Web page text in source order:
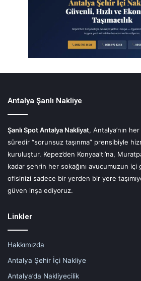
Antalya Şanlı Nakliye
Şanlı Spot Antalya Nakliyat, Antalya’nın
süredir “sorunsuz taşınma” prensibiyle
kuruluştur. Kepez’den Konyaaltı’na,
kadar şehrin her sokağını avucumuzun
ofisinizi sadece bir yerden bir yere
güven inşa ediyoruz.
Linkler
Hakkımızda
Antalya Şehir İçi Nakliye
Antalya’da Nakliyecilik